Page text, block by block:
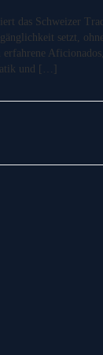
das Schweizer
setzt,
und […]